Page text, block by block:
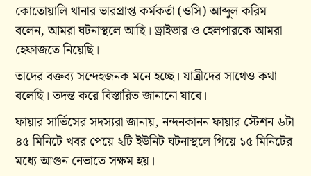
কোতোয়ালি থানার ভারপ্রাপ্ত কর্মকর্তা (ওসি) আব্দুল করিম
বলেন, আমরা ঘটনাস্থলে আছি। ড্রাইভার ও হেলপারকে আমরা
হেফাজতে নিয়েছি।
তাদের বক্তব্য সন্দেহজনক মনে হচ্ছে। যাত্রীদের সাথেও কথা
বলেছি। তদন্ত করে বিস্তারিত জানানো যাবে।
ফায়ার সার্ভিসের সদস্যরা জানায়, নন্দনকানন ফায়ার স্টেশন ৬টা
৪৫ মিনিটে খবর পেয়ে ২টি ইউনিট ঘটনাস্থলে গিয়ে ১৫ মিনিটের
মধ্যে আগুন নেভাতে সক্ষম হয়।